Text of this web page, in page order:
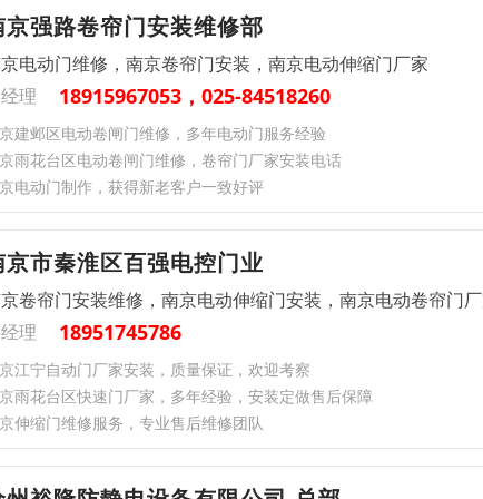
京强路卷帘门安装维修部
电动门维修，南京卷帘门安装，南京电动伸缩门厂家
理
18915967053，025-84518260
建邺区电动卷闸门维修，多年电动门服务经验
雨花台区电动卷闸门维修，卷帘门厂家安装电话
电动门制作，获得新老客户一致好评
京市秦淮区百强电控门业
卷帘门安装维修，南京电动伸缩门安装，南京电动卷帘门
理
18951745786
江宁自动门厂家安装，质量保证，欢迎考察
雨花台区快速门厂家，多年经验，安装定做售后保障
伸缩门维修服务，专业售后维修团队